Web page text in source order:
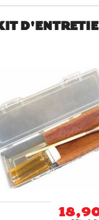
KIT